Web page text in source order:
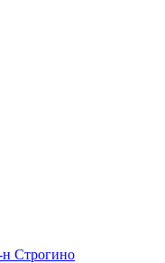
н Строгино